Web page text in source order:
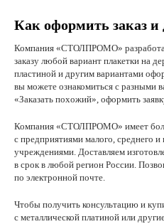
Как оформить заказ и
Компания «СТОЛПРОМО»
заказу любой вариант плакетки на
пластиной и другим вариантами
вы можете ознакомиться с разными
«Заказать похожий», оформить
Компания «СТОЛПРОМО» имеет
с предприятиями малого, среднего
учреждениями. Доставляем
в срок в любой регион России.
по электронной почте.
Чтобы получить консультацию и
с металлической платиной или